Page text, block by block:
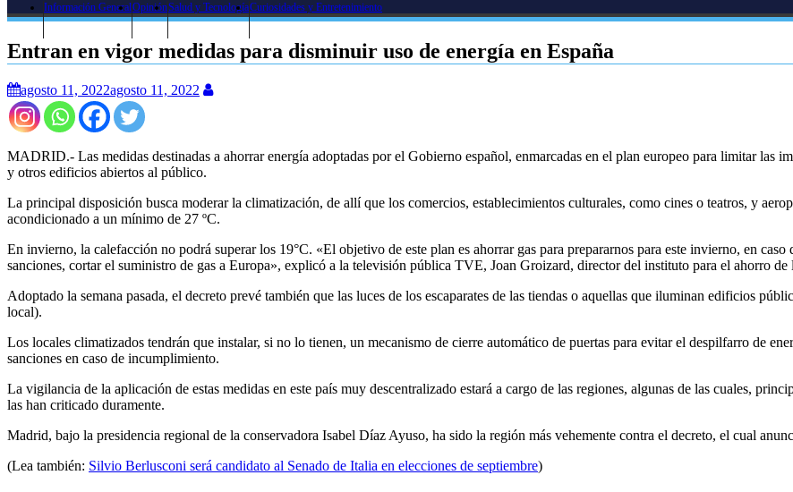
Información GeneralOpiniónSalud y TecnologíaCuriosidades y Entretenimiento
Entran en vigor medidas para disminuir uso de energía en España
agosto 11, 2022agosto 11, 2022
MADRID.- Las medidas destinadas a ahorrar energía adoptadas por el Gobierno español, enmarcadas en el plan europeo para limitar las
y otros edificios abiertos al público.
La principal disposición busca moderar la climatización, de allí que los comercios, establecimientos culturales, como cines o teatros, y
acondicionado a un mínimo de 27 ºC.
En invierno, la calefacción no podrá superar los 19°C. «El objetivo de este plan es ahorrar gas para prepararnos para este invierno, en
sanciones, cortar el suministro de gas a Europa», explicó a la televisión pública TVE, Joan Groizard, director del instituto para el ahorro
Adoptado la semana pasada, el decreto prevé también que las luces de los escaparates de las tiendas o aquellas que iluminan edificios
local).
Los locales climatizados tendrán que instalar, si no lo tienen, un mecanismo de cierre automático de puertas para evitar el despilfarro de
sanciones en caso de incumplimiento.
La vigilancia de la aplicación de estas medidas en este país muy descentralizado estará a cargo de las regiones, algunas de las cuales,
las han criticado duramente.
Madrid, bajo la presidencia regional de la conservadora Isabel Díaz Ayuso, ha sido la región más vehemente contra el decreto, el cual
(Lea también: Silvio Berlusconi será candidato al Senado de Italia en elecciones de septiembre)